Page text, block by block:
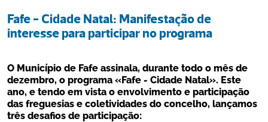
Fafe - Cidade Natal: Manifestação de
interesse para participar no programa
O Município de Fafe assinala, durante todo o mês de
dezembro, o programa «Fafe - Cidade Natal». Este
ano, e tendo em vista o envolvimento e participação
das freguesias e coletividades do concelho, lançamos
três desafios de participação: